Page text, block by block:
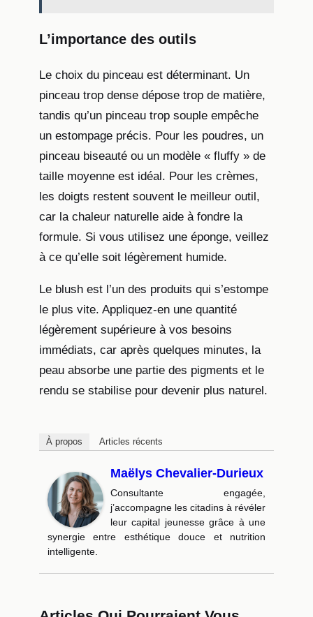
L’importance des outils
Le choix du pinceau est déterminant. Un
pinceau trop dense dépose trop de matière,
tandis qu’un pinceau trop souple empêche
un estompage précis. Pour les poudres, un
pinceau biseauté ou un modèle « fluffy » de
taille moyenne est idéal. Pour les crèmes,
les doigts restent souvent le meilleur outil,
car la chaleur naturelle aide à fondre la
formule. Si vous utilisez une éponge, veillez
à ce qu’elle soit légèrement humide.
Le blush est l’un des produits qui s’estompe
le plus vite. Appliquez-en une quantité
légèrement supérieure à vos besoins
immédiats, car après quelques minutes, la
peau absorbe une partie des pigments et le
rendu se stabilise pour devenir plus naturel.
À propos Articles récents
Maëlys Chevalier-Durieux
Consultante engagée,
j’accompagne les citadins à révéler
leur capital jeunesse grâce à une
synergie entre esthétique douce et nutrition
intelligente.